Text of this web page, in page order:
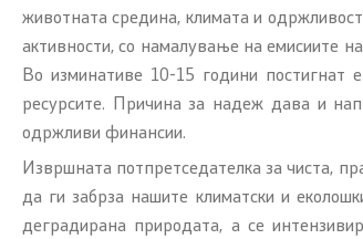
животната средина, климата и
активности, со намалување на емисиите
Во изминативе 10-15 години
ресурсите. Причина за надеж дава и
одржливи финансии.
Извршната потпретседателка за чиста,
да ги забрза нашите климатски и
деградирана природата, а се